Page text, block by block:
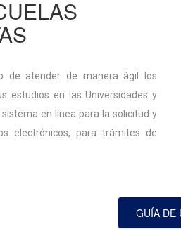
de atender de manera ágil los
estudios en las Universidades y
en línea para la solicitud y
electrónicos, para trámites de
GUÍA DE